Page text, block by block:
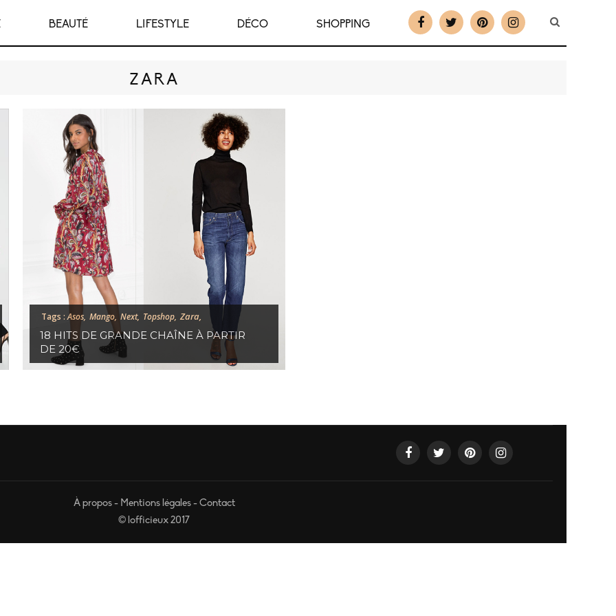
BEAUTÉ LIFESTYLE DÉCO SHOPPING
ZARA
Tags :Asos, Mango, Next, Topshop, Zara,
18 HITS DE GRANDE CHAÎNE À PARTIR
DE 20€
À propos- Mentions légales- Contact
© lofficieux 2017